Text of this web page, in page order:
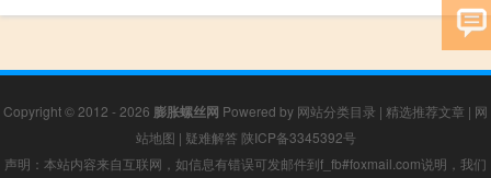
Copyright © 2012 - 2026 膨胀螺丝网 Powered by 网站分类目录 | 精选推荐文章 | 网
站地图 | 疑难解答 陕ICP备3345392号
声明：本站内容来自互联网，如信息有错误可发邮件到f_fb#foxmail.com说明，我们